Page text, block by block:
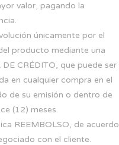
valor, pagando la
únicamente por el
producto mediante una
DE CRÉDITO, que puede ser
en cualquier compra en el
de su emisión o dentro de
(12) meses.
REEMBOLSO, de acuerdo
con el cliente.